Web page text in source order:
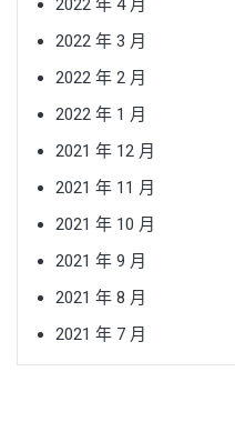
2022 年 4 月
2022 年 3 月
2022 年 2 月
2022 年 1 月
2021 年 12 月
2021 年 11 月
2021 年 10 月
2021 年 9 月
2021 年 8 月
2021 年 7 月